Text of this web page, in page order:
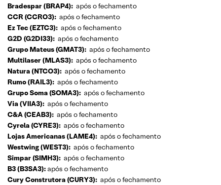
Bradespar (BRAP4): após o fechamento
CCR (CCRO3): após o fechamento
Ez Tec (EZTC3): após o fechamento
G2D (G2DI33): após o fechamento
Grupo Mateus (GMAT3): após o fechamento
Multilaser (MLAS3): após o fechamento
Natura (NTCO3): após o fechamento
Rumo (RAIL3): após o fechamento
Grupo Soma (SOMA3): após o fechamento
Via (VIIA3): após o fechamento
C&A (CEAB3): após o fechamento
Cyrela (CYRE3): após o fechamento
Lojas Americanas (LAME4): após o fechamento
Westwing (WEST3): após o fechamento
Simpar (SIMH3): após o fechamento
B3 (B3SA3):após o fechamento
Cury Construtora (CURY3): após o fechamento